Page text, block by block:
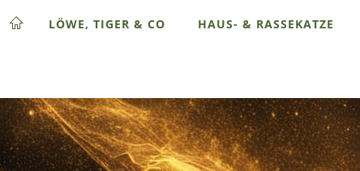
LÖWE, TIGER & CO HAUS- & RASSEKATZE